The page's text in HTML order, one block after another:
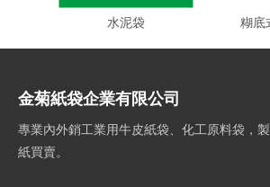
水泥袋 糊底
金菊紙袋企業有限公司
專業內外銷工業用牛皮紙袋、化工原料袋，
紙買賣。